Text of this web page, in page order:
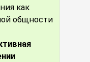
как
общности